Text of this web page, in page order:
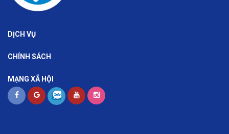
DỊCH VỤ
CHÍNH SÁCH
MẠNG XÃ HỘI